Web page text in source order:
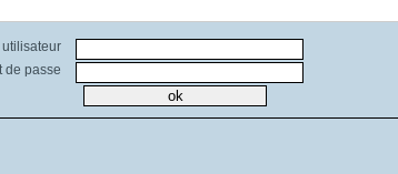
utilisateur
de passe